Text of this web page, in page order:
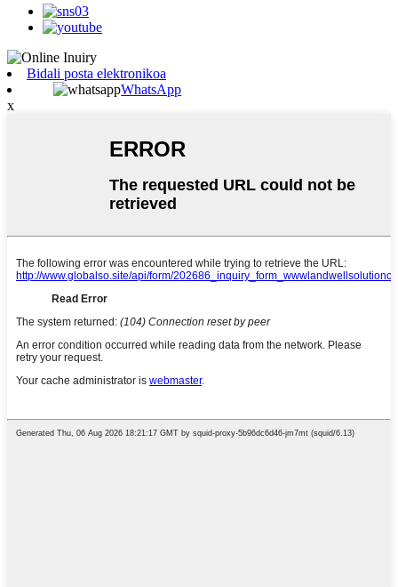
Bidali posta elektronikoa
WhatsApp
x